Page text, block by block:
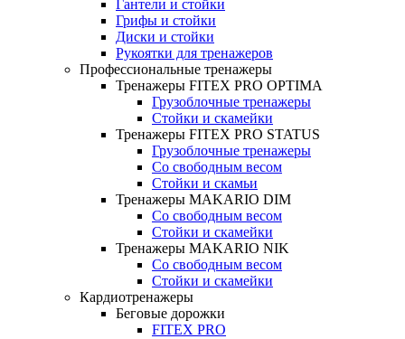
Гантели и стойки
Грифы и стойки
Диски и стойки
Рукоятки для тренажеров
Профессиональные тренажеры
Тренажеры FITEX PRO OPTIMA
Грузоблочные тренажеры
Стойки и скамейки
Тренажеры FITEX PRO STATUS
Грузоблочные тренажеры
Со свободным весом
Стойки и скамьи
Тренажеры MAKARIO DIM
Со свободным весом
Стойки и скамейки
Тренажеры MAKARIO NIK
Со свободным весом
Стойки и скамейки
Кардиотренажеры
Беговые дорожки
FITEX PRO